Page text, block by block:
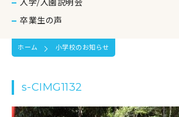
入学/入園説明会
卒業生の声
ホーム 小学校のお知らせ
s-CIMG1132